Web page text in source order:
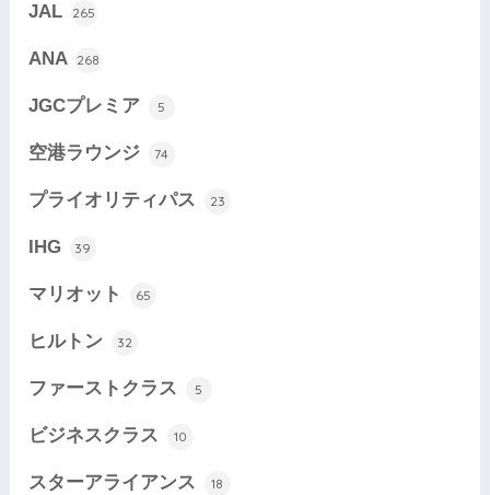
JAL 265
ANA 268
JGCプレミア 5
空港ラウンジ 74
プライオリティパス 23
IHG 39
マリオット 65
ヒルトン 32
ファーストクラス 5
ビジネスクラス 10
スターアライアンス 18